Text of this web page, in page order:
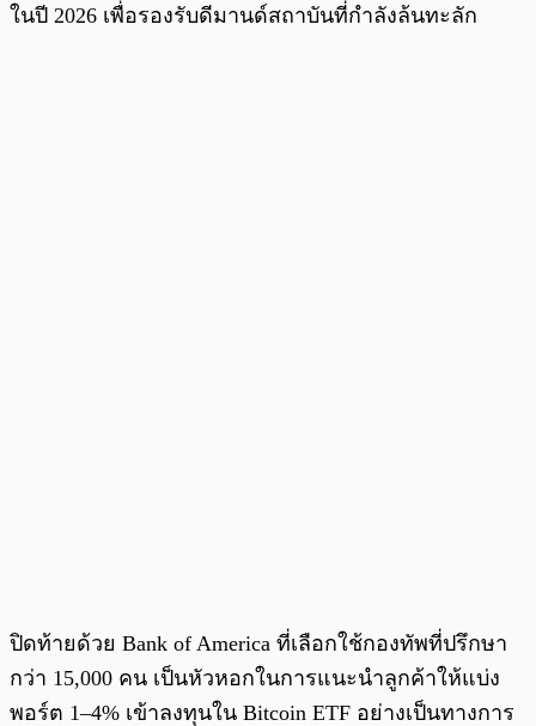
ในปี 2026 เพื่อรองรับดีมานด์สถาบันที่กำลังล้นทะลัก
ปิดท้ายด้วย Bank of America ที่เลือกใช้กองทัพที่ปรึกษา
กว่า 15,000 คน เป็นหัวหอกในการแนะนำลูกค้าให้แบ่ง
พอร์ต 1–4% เข้าลงทุนใน Bitcoin ETF อย่างเป็นทางการ